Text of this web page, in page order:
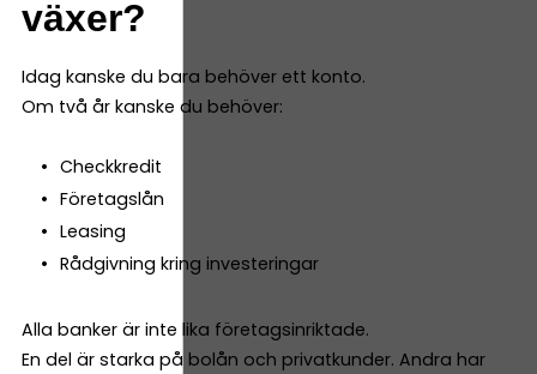
växer?
Idag kanske du bara behöver ett konto.
Om två år kanske du behöver:
Checkkredit
Företagslån
Leasing
Rådgivning kring investeringar
Alla banker är inte lika företagsinriktade.
En del är starka på bolån och privatkunder. Andra har